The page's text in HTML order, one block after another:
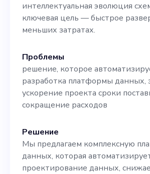
интеллектуальная эволюция
ключевая цель — быстрое
меньших затратах.
Проблемы
решение, которое
разработка платформы данных,
ускорение проекта сроки
сокращение расходов
Решение
Мы предлагаем комплексную
данных, которая
проектирование данных,